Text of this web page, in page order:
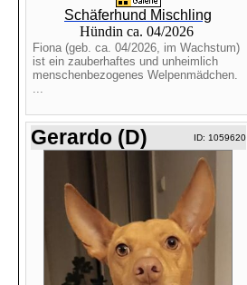
Schäferhund Mischling
Hündin ca. 04/2026
Fiona (geb. ca. 04/2026, im Wachstum)
ist ein zauberhaftes und unheimlich
menschenbezogenes Welpenmädchen.
...
Gerardo (D) ID: 1059620